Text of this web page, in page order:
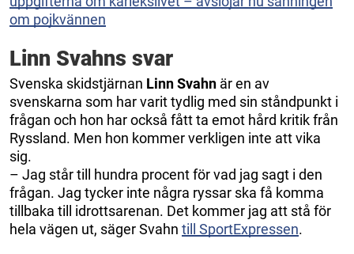
om pojkvännen
Linn Svahns svar
Svenska skidstjärnan Linn Svahn är en av
svenskarna som har varit tydlig med sin ståndpunkt i
frågan och hon har också fått ta emot hård kritik från
Ryssland. Men hon kommer verkligen inte att vika
sig.
– Jag står till hundra procent för vad jag sagt i den
frågan. Jag tycker inte några ryssar ska få komma
tillbaka till idrottsarenan. Det kommer jag att stå för
hela vägen ut, säger Svahn till SportExpressen.